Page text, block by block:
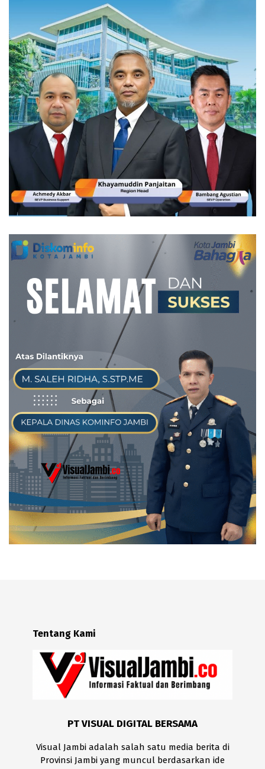
Tentang Kami
PT VISUAL DIGITAL BERSAMA
Visual Jambi adalah salah satu media berita di
Provinsi Jambi yang muncul berdasarkan ide